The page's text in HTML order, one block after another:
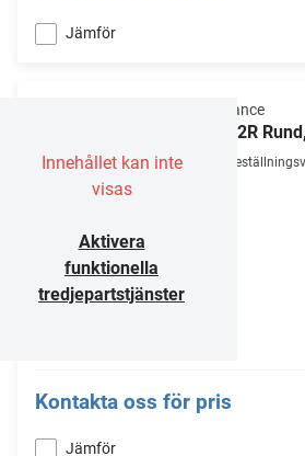
Jämför
Innehållet kan inte
visas
Aktivera
funktionella
tredjepartstjänster
Sonance
VX62R
Kontakta oss för pris
Jämför